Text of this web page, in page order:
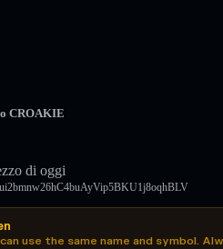
CROAKIE
di oggi
use the same name and symbol.